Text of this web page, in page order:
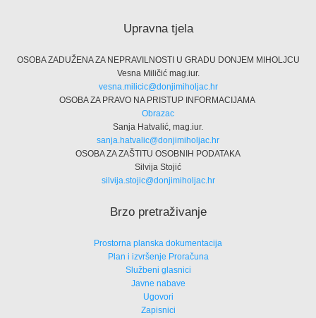
Upravna tjela
OSOBA ZADUŽENA ZA NEPRAVILNOSTI U GRADU DONJEM MIHOLJCU
Vesna Miličić mag.iur.
vesna.milicic@donjimiholjac.hr
OSOBA ZA PRAVO NA PRISTUP INFORMACIJAMA
Obrazac
Sanja Hatvalić, mag.iur.
sanja.hatvalic@donjimiholjac.hr
OSOBA ZA ZAŠTITU OSOBNIH PODATAKA
Silvija Stojić
silvija.stojic@donjimiholjac.hr
Brzo pretraživanje
Prostorna planska dokumentacija
Plan i izvršenje Proračuna
Službeni glasnici
Javne nabave
Ugovori
Zapisnici